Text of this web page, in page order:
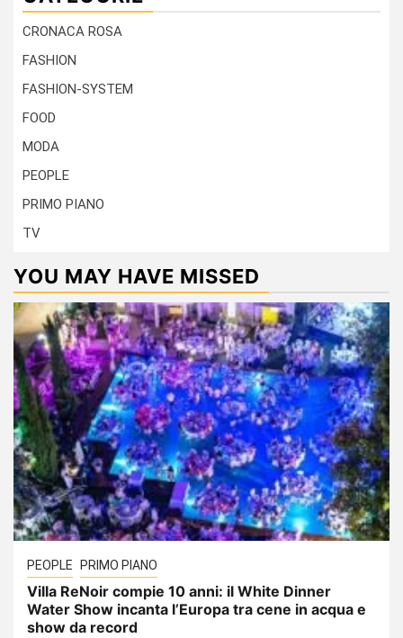
CRONACA ROSA
FASHION
FASHION-SYSTEM
FOOD
MODA
PEOPLE
PRIMO PIANO
TV
YOU MAY HAVE MISSED
PEOPLE PRIMO PIANO
Villa ReNoir compie 10 anni: il White Dinner
Water Show incanta l’Europa tra cene in acqua e
show da record